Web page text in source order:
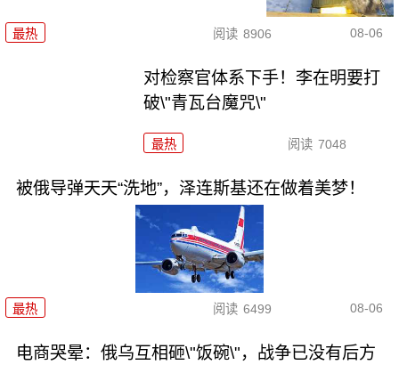
最热 阅读 8906 08-06
对检察官体系下手！李在明要打
破\"青瓦台魔咒\"
最热 阅读 7048
被俄导弹天天“洗地”，泽连斯基还在做着美梦！
最热 阅读 6499 08-06
电商哭晕：俄乌互相砸\"饭碗\"，战争已没有后方